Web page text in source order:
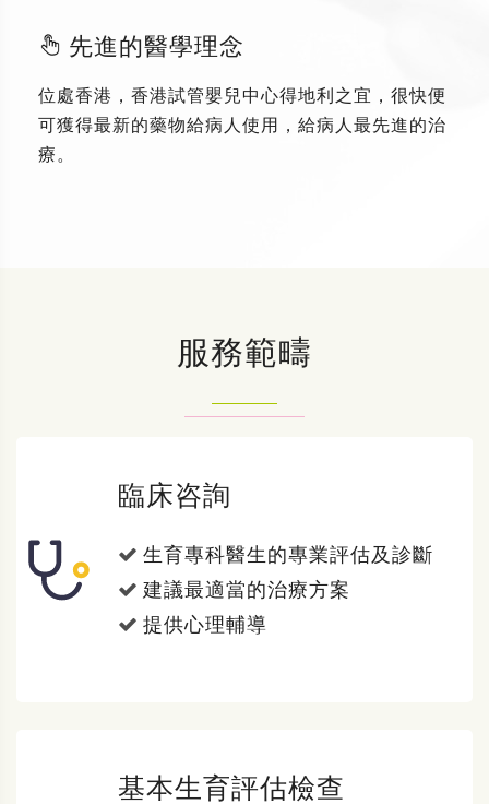
先進的醫學理念
位處香港，香港試管嬰兒中心得地利之宜，很快便
可獲得最新的藥物給病人使用，給病人最先進的治
療。
服務範疇
臨床咨詢
生育專科醫生的專業評估及診斷
建議最適當的治療方案
提供心理輔導
基本生育評估檢查